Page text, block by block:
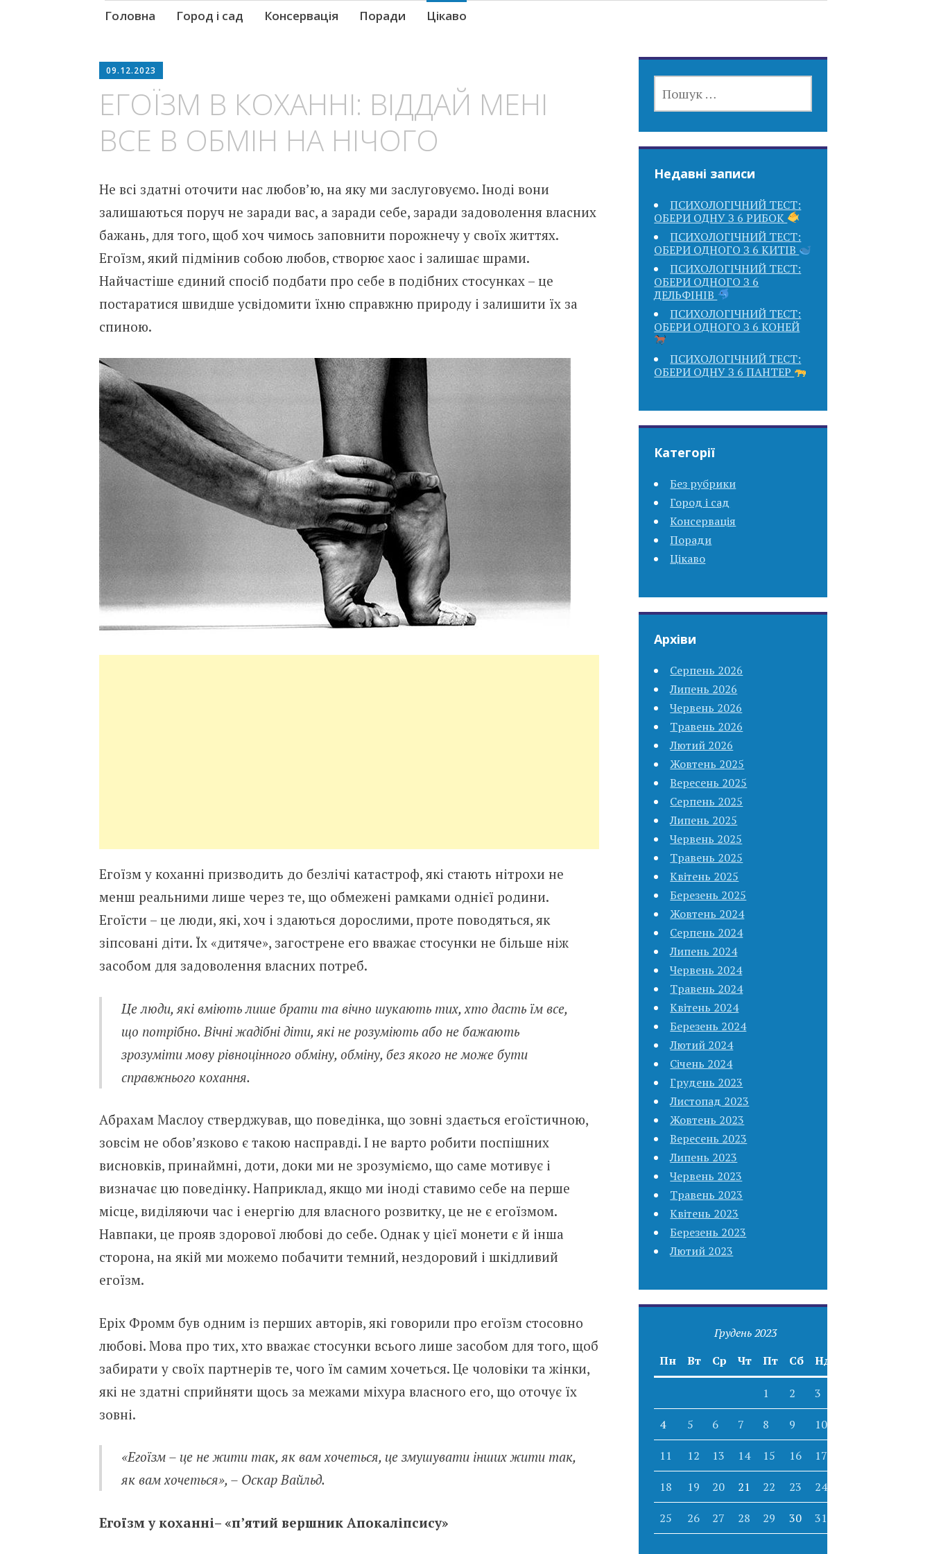
Skip
Головна Город і сад Консервація Поради Цікаво
09.12.2023
ЕГОЇЗМ В КОХАННІ: ВІДДАЙ МЕНІ
ВСЕ В ОБМІН НА НІЧОГО
Не всі здатні оточити нас любов’ю, на яку ми заслуговуємо. Іноді вони
залишаються поруч не заради вас, а заради себе, заради задоволення власних
бажань, для того, щоб хоч чимось заповнити порожнечу у своїх життях.
Егоїзм, який підмінив собою любов, створює хаос і залишає шрами.
Найчастіше єдиний спосіб подбати про себе в подібних стосунках – це
постаратися швидше усвідомити їхню справжню природу і залишити їх за
спиною.
Егоїзм у коханні призводить до безлічі катастроф, які стають нітрохи не
менш реальними лише через те, що обмежені рамками однієї родини.
Егоїсти – це люди, які, хоч і здаються дорослими, проте поводяться, як
зіпсовані діти. Їх «дитяче», загострене его вважає стосунки не більше ніж
засобом для задоволення власних потреб.
Це люди, які вміють лише брати та вічно шукають тих, хто дасть їм все,
що потрібно. Вічні жадібні діти, які не розуміють або не бажають
зрозуміти мову рівноцінного обміну, обміну, без якого не може бути
справжнього кохання.
Абрахам Маслоу стверджував, що поведінка, що зовні здається егоїстичною,
зовсім не обов’язково є такою насправді. І не варто робити поспішних
висновків, принаймні, доти, доки ми не зрозуміємо, що саме мотивує і
визначає цю поведінку. Наприклад, якщо ми іноді ставимо себе на перше
місце, виділяючи час і енергію для власного розвитку, це не є егоїзмом.
Навпаки, це прояв здорової любові до себе. Однак у цієї монети є й інша
сторона, на якій ми можемо побачити темний, нездоровий і шкідливий
егоїзм.
Еріх Фромм був одним із перших авторів, які говорили про егоїзм стосовно
любові. Мова про тих, хто вважає стосунки всього лише засобом для того, щоб
забирати у своїх партнерів те, чого їм самим хочеться. Це чоловіки та жінки,
які не здатні сприйняти щось за межами міхура власного его, що оточує їх
зовні.
«Егоїзм – це не жити так, як вам хочеться, це змушувати інших жити так,
як вам хочеться», – Оскар Вайльд.
Егоїзм у коханні– «п’ятий вершник Апокаліпсису»
Недавні записи
ПСИХОЛОГІЧНИЙ ТЕСТ:
ОБЕРИ ОДНУ З 6 РИБОК
ПСИХОЛОГІЧНИЙ ТЕСТ:
ОБЕРИ ОДНОГО З 6 КИТІВ
ПСИХОЛОГІЧНИЙ ТЕСТ:
ОБЕРИ ОДНОГО З 6
ДЕЛЬФІНІВ
ПСИХОЛОГІЧНИЙ ТЕСТ:
ОБЕРИ ОДНОГО З 6 КОНЕЙ
ПСИХОЛОГІЧНИЙ ТЕСТ:
ОБЕРИ ОДНУ З 6 ПАНТЕР
Категорії
Без рубрики
Город і сад
Консервація
Поради
Цікаво
Архіви
Серпень 2026
Липень 2026
Червень 2026
Травень 2026
Лютий 2026
Жовтень 2025
Вересень 2025
Серпень 2025
Липень 2025
Червень 2025
Травень 2025
Квітень 2025
Березень 2025
Жовтень 2024
Серпень 2024
Липень 2024
Червень 2024
Травень 2024
Квітень 2024
Березень 2024
Лютий 2024
Січень 2024
Грудень 2023
Листопад 2023
Жовтень 2023
Вересень 2023
Липень 2023
Червень 2023
Травень 2023
Квітень 2023
Березень 2023
Лютий 2023
Грудень 2023
Пн
Вт Ср Чт Пт Сб Нд
1 2 3
4 5 6 7 8 9 10
11 12 13 14 15 16 17
18 19 20 21 22 23 24
25 26 27 28 29 30 31